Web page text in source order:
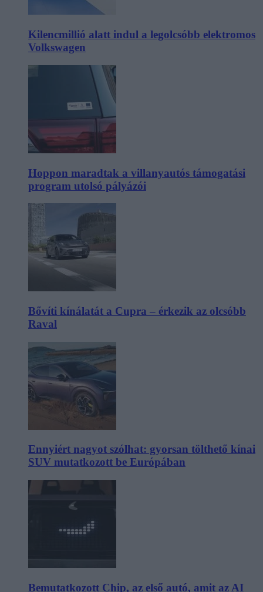
Kilencmillió alatt indul a legolcsóbb elektromos
Volkswagen
Hoppon maradtak a villanyautós támogatási
program utolsó pályázói
Bővíti kínálatát a Cupra – érkezik az olcsóbb
Raval
Ennyiért nagyot szólhat: gyorsan tölthető kínai
SUV mutatkozott be Európában
Bemutatkozott Chip, az első autó, amit az AI